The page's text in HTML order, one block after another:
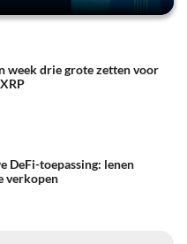
week drie grote zetten voor
DeFi-toepassing: lenen
verkopen